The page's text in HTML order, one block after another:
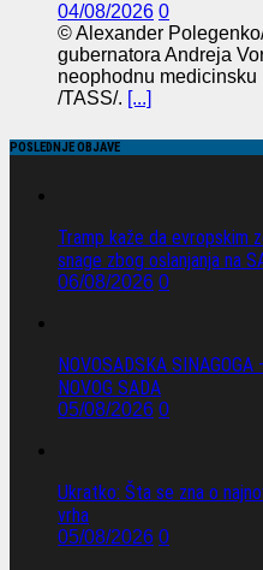
04/08/2026 0
© Alexander
gubernatora Andreja
neophodnu medicinsku
/TASS/. [...]
POSLEDNJE OBJAVE
Tramp kaže da evropskim
snage zbog oslanjanja na
06/08/2026 0
NOVOSADSKA
NOVOG SADA
05/08/2026 0
Ukratko: Šta se zna o
vrha
05/08/2026 0